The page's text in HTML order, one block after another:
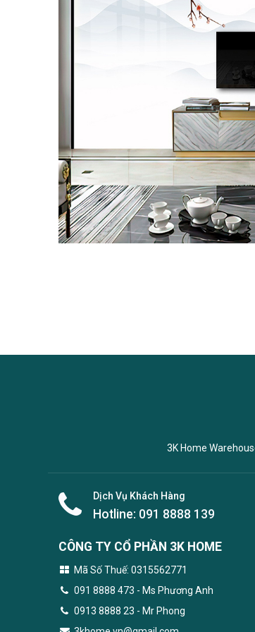
3K Home
Dịch Vụ Khách Hàng
Hotline: 091 8888 139
CÔNG TY CỔ PHẦN 3K HOME
Mã Số Thuế: 0315562771
091 8888 473 - Ms Phương Anh
0913 8888 23 - Mr Phong